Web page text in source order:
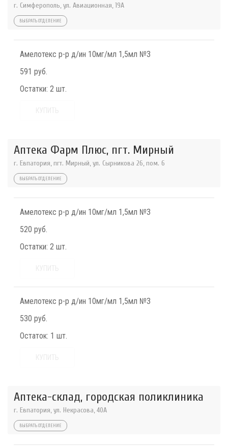
г. Симферополь, ул. Авиационная, 19А
ВЫБРАТЬ ОТДЕЛЕНИЕ
Амелотекс р-р д/ин 10мг/мл 1,5мл №3
591 руб.
Остатки: 2 шт.
Аптека Фарм Плюс, пгт. Мирный
г. Евпатория, пгт. Мирный, ул. Сырникова 26, пом. 6
ВЫБРАТЬ ОТДЕЛЕНИЕ
Амелотекс р-р д/ин 10мг/мл 1,5мл №3
520 руб.
Остатки: 2 шт.
Амелотекс р-р д/ин 10мг/мл 1,5мл №3
530 руб.
Остаток: 1 шт.
Аптека-склад, городская поликлиника
г. Евпатория, ул. Некрасова, 40A
ВЫБРАТЬ ОТДЕЛЕНИЕ